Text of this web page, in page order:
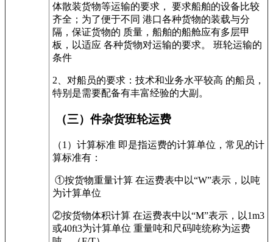
体散装货物等运输的要求， 要求船舶的设备比较
齐全；为了便于不同 港口各种货物的装载与分
隔，保证货物的 质量，船舶的船舱应有多层甲
板，以适应 各种货物对运输的要求。 班轮运输的
条件
2 、对船员的要求：技术和业务水平较高 的船员，
特别是需要配备有丰富经验的大副。
（三）件杂货班轮运费
（1）计算标准 即是指运费的计算单位，常见的计
算标准有：
①按货物重量计算 在运费表中以“W”表示，以吨
为计算单位
②按货物体积计算 在运费表中以“M”表示，以1m3
或40ft3为计算单位 重量吨和尺码吨统称为运费